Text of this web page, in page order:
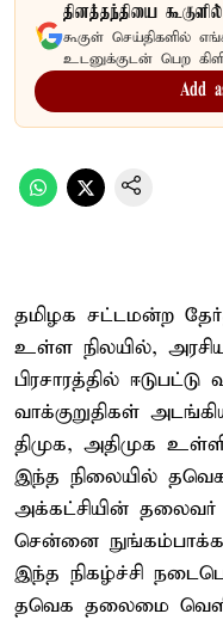
தினத்தந்தியை
கூகுள் செய்திகளில்
உடனுக்குடன் பெற
Add
தமிழக சட்டமன்ற
உள்ள நிலயில்,
பிரசாரத்தில்
வாக்குறுதிகள்
திமுக, அதிமுக
இந்த நிலையில்
அக்கட்சியின் தலைவர்
சென்னை
இந்த நிகழ்ச்சி
தவெக தலைமை